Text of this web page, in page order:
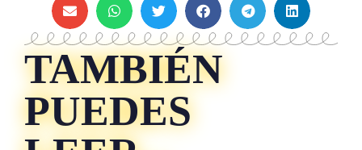
TAMBIÉN
PUEDES